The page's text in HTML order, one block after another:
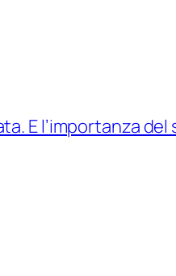
E l’importanza del